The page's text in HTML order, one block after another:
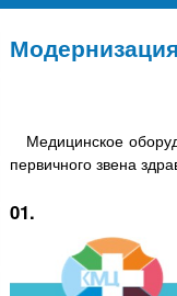
Медицинское
первичного звена
01.